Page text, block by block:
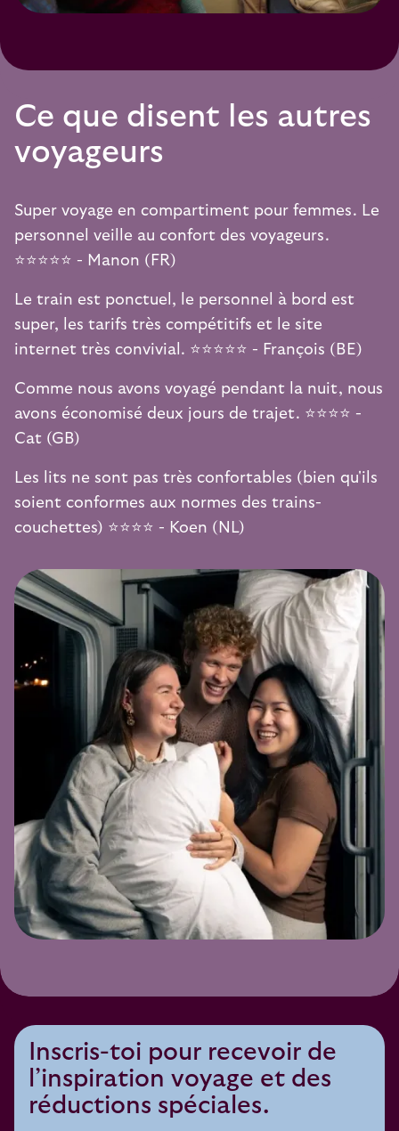
Ce que disent les autres
voyageurs
Super voyage en compartiment pour femmes. Le
personnel veille au confort des voyageurs.
⭐️⭐️⭐️⭐️⭐️ - Manon (FR)
Le train est ponctuel, le personnel à bord est
super, les tarifs très compétitifs et le site
internet très convivial. ⭐️⭐️⭐️⭐️⭐️ - François (BE)
Comme nous avons voyagé pendant la nuit, nous
avons économisé deux jours de trajet. ⭐️⭐️⭐️⭐️ -
Cat (GB)
Les lits ne sont pas très confortables (bien qu'ils
soient conformes aux normes des trains-
couchettes) ⭐️⭐️⭐️⭐️ - Koen (NL)
Inscris-toi pour recevoir de
l’inspiration voyage et des
réductions spéciales.